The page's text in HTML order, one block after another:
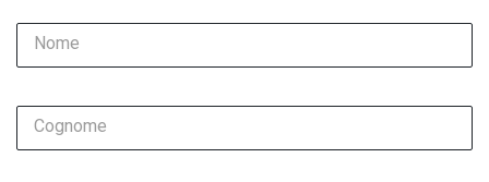
Nome
Cognome